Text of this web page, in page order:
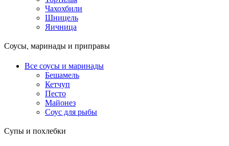
Чахохбили
Шницель
Яичница
Соусы, маринады и приправы
Все соусы и маринады
Бешамель
Кетчуп
Песто
Майонез
Соус для рыбы
Супы и похлебки